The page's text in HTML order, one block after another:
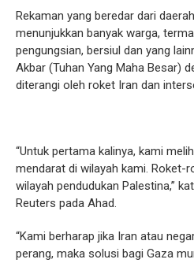
Rekaman yang beredar dari
menunjukkan banyak warga,
pengungsian, bersiul dan yang
Akbar (Tuhan Yang Maha Besar)
diterangi oleh roket Iran dan
“Untuk pertama kalinya, kami
mendarat di wilayah kami. Roket-
wilayah pendudukan Palestina,”
Reuters pada Ahad.
“Kami berharap jika Iran atau
perang, maka solusi bagi Gaza